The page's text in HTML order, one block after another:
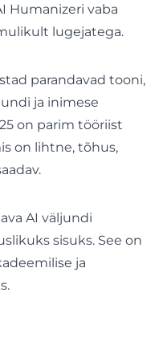
Humanizeri vaba
lugejatega.
parandavad tooni,
ja inimese
on parim tööriist
on lihtne, tõhus,
AI väljundi
sisuks. See on
ja